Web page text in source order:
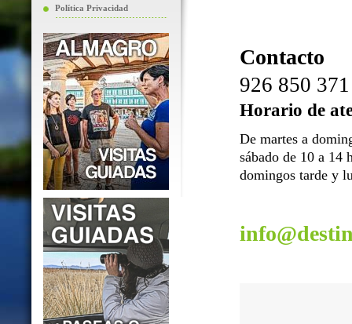
Política Privacidad
Contacto
926 850 371
Horario de
De martes a
sábado de 10 a 14
domingos tarde y